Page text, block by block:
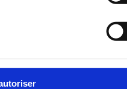
ou en ville
le lien avec les soins de